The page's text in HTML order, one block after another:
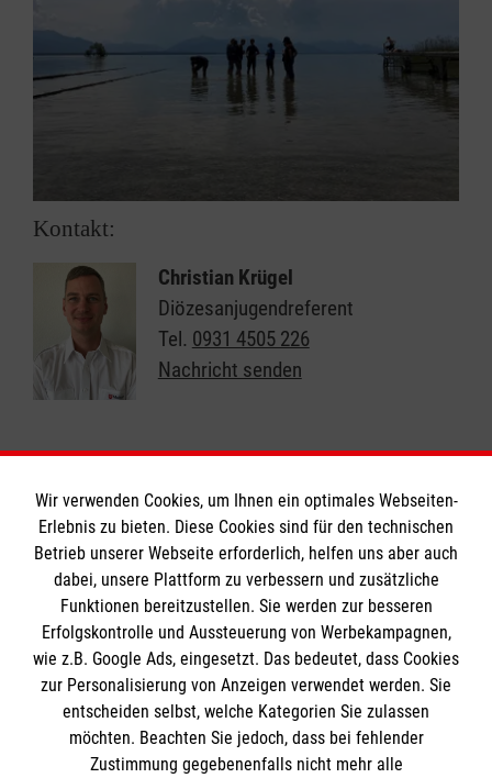
Kontakt:
Christian Krügel
Diözesanjugendreferent
Tel. 0931 4505 226
Nachricht senden
Informationen
Impressum
Datenschutz
Kontakt
Die Malteser
Malteser in Deutschland
Wir verwenden Cookies, um Ihnen ein optimales Webseiten-
Erlebnis zu bieten. Diese Cookies sind für den technischen
Betrieb unserer Webseite erforderlich, helfen uns aber auch
dabei, unsere Plattform zu verbessern und zusätzliche
Funktionen bereitzustellen. Sie werden zur besseren
Erfolgskontrolle und Aussteuerung von Werbekampagnen,
wie z.B. Google Ads, eingesetzt. Das bedeutet, dass Cookies
zur Personalisierung von Anzeigen verwendet werden. Sie
entscheiden selbst, welche Kategorien Sie zulassen
möchten. Beachten Sie jedoch, dass bei fehlender
Zustimmung gegebenenfalls nicht mehr alle